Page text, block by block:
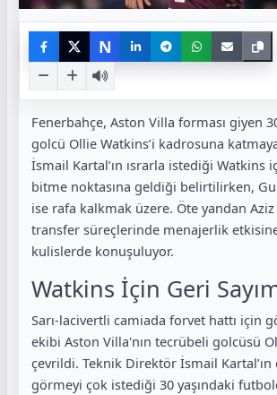
N
Fenerbahçe, Aston Villa forması giyen
golcü Ollie Watkins’i kadrosuna
İsmail Kartal’ın ısrarla istediği Watkins
bitme noktasına geldiği belirtilirken,
ise rafa kalkmak üzere. Öte yandan Aziz
transfer süreçlerinde menajerlik
kulislerde konuşuluyor.
Watkins İçin Geri
Sarı-lacivertli camiada forvet hattı için
ekibi Aston Villa'nın tecrübeli golcüsü
çevrildi. Teknik Direktör İsmail Kartal’ın
görmeyi çok istediği 30 yaşındaki